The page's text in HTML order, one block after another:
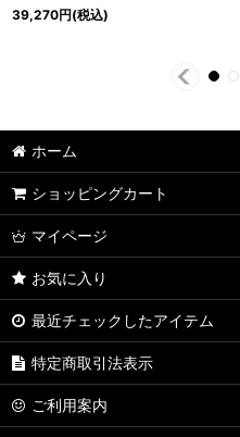
39,270円(税込)
ホーム
ショッピングカート
マイページ
お気に入り
最近チェックしたアイテム
特定商取引法表示
ご利用案内